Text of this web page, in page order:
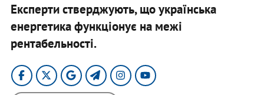
Експерти стверджують, що українська
енергетика функціонує на межі
рентабельності.